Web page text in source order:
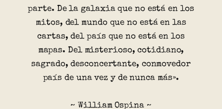
parte. De la galaxia que no está en los
mitos, del mundo que no está en las
cartas, del país que no está en los
mapas. Del misterioso, cotidiano,
sagrado, desconcertante, conmovedor
país de una vez y de nunca más».
~ William Ospina ~